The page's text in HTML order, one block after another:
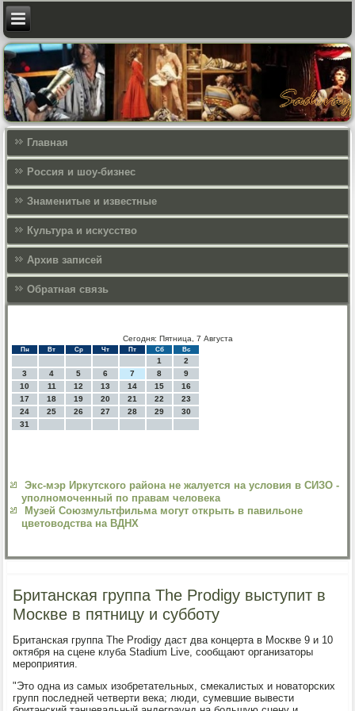
Главная
Россия и шоу-бизнес
Знаменитые и известные
Культура и искусcтво
Архив записей
Обратная связь
Сегодня: Пятница, 7 Августа
Пн Вт Ср Чт Пт Сб Вс
1
2
3
4 5 6 7 8
9
10
11 12 13 14 15
16
17
18 19 20 21 22
23
24
25 26 27 28 29
30
31
Экс-мэр Иркутского района не жалуется на условия в СИЗО -
уполномоченный по правам человека
Музей Союзмультфильма могут открыть в павильоне
цветоводства на ВДНХ
Британская группа The Prodigy выступит в
Москве в пятницу и субботу
Британская группа The Prodigy даст два концерта в Москве 9 и 10
октября на сцене клуба Stadium Live, сообщают организаторы
мероприятия.
"Это одна из самых изобретательных, смекалистых и новаторских
групп последней четверти века; люди, сумевшие вывести